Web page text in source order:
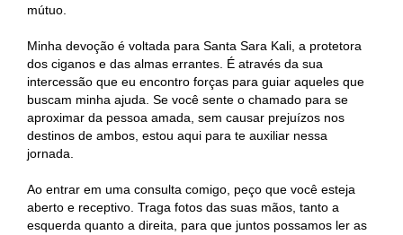
mútuo.
Minha devoção é voltada para Santa Sara Kali, a protetora
dos ciganos e das almas errantes. É através da sua
intercessão que eu encontro forças para guiar aqueles que
buscam minha ajuda. Se você sente o chamado para se
aproximar da pessoa amada, sem causar prejuízos nos
destinos de ambos, estou aqui para te auxiliar nessa
jornada.
Ao entrar em uma consulta comigo, peço que você esteja
aberto e receptivo. Traga fotos das suas mãos, tanto a
esquerda quanto a direita, para que juntos possamos ler as